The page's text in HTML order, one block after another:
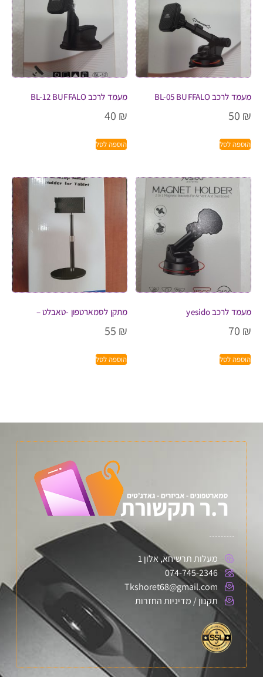
מעמד לרכב BL-05 BUFFALO
50 ₪
הוספה לסל
מעמד לרכב BL-12 BUFFALO
40 ₪
הוספה לסל
מעמד לרכב yesido
70 ₪
הוספה לסל
מתקן לסמארטפון -טאבלט –
55 ₪
הוספה לסל
מעלות תרשיחא, אלון 1
074-745-2346
Tkshoret68@gmail.com
תקנון / מדיניות החזרות